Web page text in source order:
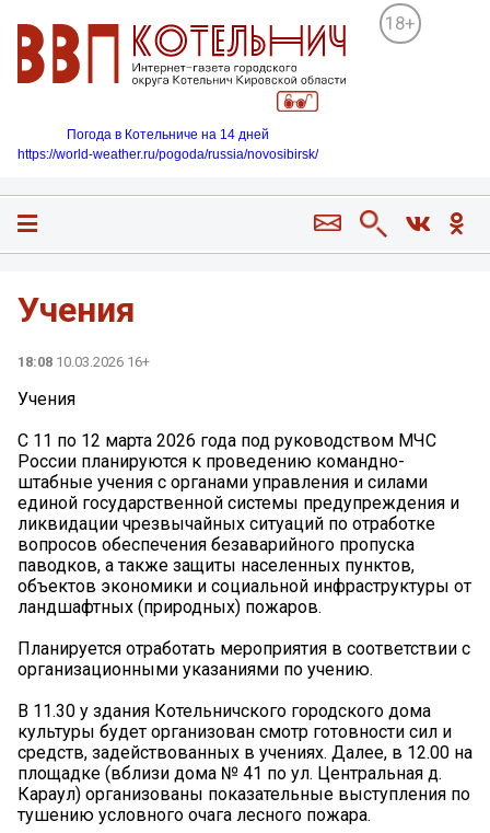
18+
Погода в Котельниче на 14 дней
https://world-weather.ru/pogoda/russia/novosibirsk/
Учения
18:08 10.03.2026 16+
Учения
С 11 по 12 марта 2026 года под руководством МЧС
России планируются к проведению командно-
штабные учения с органами управления и силами
единой государственной системы предупреждения и
ликвидации чрезвычайных ситуаций по отработке
вопросов обеспечения безаварийного пропуска
паводков, а также защиты населенных пунктов,
объектов экономики и социальной инфраструктуры от
ландшафтных (природных) пожаров.
Планируется отработать мероприятия в соответствии с
организационными указаниями по учению.
В 11.30 у здания Котельничского городского дома
культуры будет организован смотр готовности сил и
средств, задействованных в учениях. Далее, в 12.00 на
площадке (вблизи дома № 41 по ул. Центральная д.
Караул) организованы показательные выступления по
тушению условного очага лесного пожара.